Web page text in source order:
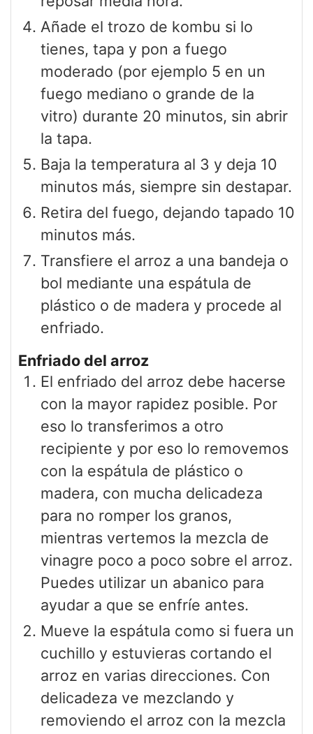
Añade el trozo de kombu si lo
tienes, tapa y pon a fuego
moderado (por ejemplo 5 en un
fuego mediano o grande de la
vitro) durante 20 minutos, sin abrir
la tapa.
Baja la temperatura al 3 y deja 10
minutos más, siempre sin destapar.
Retira del fuego, dejando tapado 10
minutos más.
Transfiere el arroz a una bandeja o
bol mediante una espátula de
plástico o de madera y procede al
enfriado.
Enfriado del arroz
El enfriado del arroz debe hacerse
con la mayor rapidez posible. Por
eso lo transferimos a otro
recipiente y por eso lo removemos
con la espátula de plástico o
madera, con mucha delicadeza
para no romper los granos,
mientras vertemos la mezcla de
vinagre poco a poco sobre el arroz.
Puedes utilizar un abanico para
ayudar a que se enfríe antes.
Mueve la espátula como si fuera un
cuchillo y estuvieras cortando el
arroz en varias direcciones. Con
delicadeza ve mezclando y
removiendo el arroz con la mezcla